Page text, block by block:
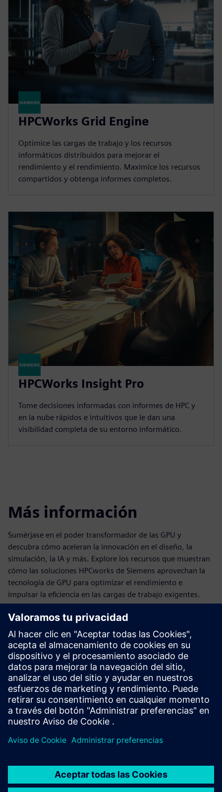
HPCWorks Grid Engine
Optimice las cargas de trabajo y los recursos
informáticos distribuidos para mejorar el
rendimiento y el rendimiento. Maximice los recursos
compartidos y obtenga informes completos.
HPCWorks Insight Pro
Tome decisiones informadas con informes de HPC y
en la nube rápidos e intuitivos que le dan una
visibilidad completa de su entorno informático.
Más información
Sumérjase en el poder transformador de las GPU y
descubra cómo aceleran la innovación en el diseño, la
simulación, la IA y más. Explore los recursos que muestran
cómo las soluciones HPCworks de Siemens aprovechan la
tecnología de GPU para optimizar el rendimiento e
impulsar la eficiencia en las cargas de trabajo exigentes.
HPCworks PBS Professional para
sistemas NVIDIA DGX
Impulse la computación acelerada por la GPU con la
organización de las cargas de trabajo diseñada para las
exigencias de la HPC, la IA y la analítica.
Ver más